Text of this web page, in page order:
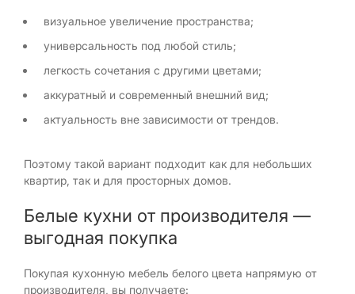
визуальное увеличение пространства;
универсальность под любой стиль;
легкость сочетания с другими цветами;
аккуратный и современный внешний вид;
актуальность вне зависимости от трендов.
Поэтому такой вариант подходит как для небольших
квартир, так и для просторных домов.
Белые кухни от производителя —
выгодная покупка
Покупая кухонную мебель белого цвета напрямую от
производителя, вы получаете: